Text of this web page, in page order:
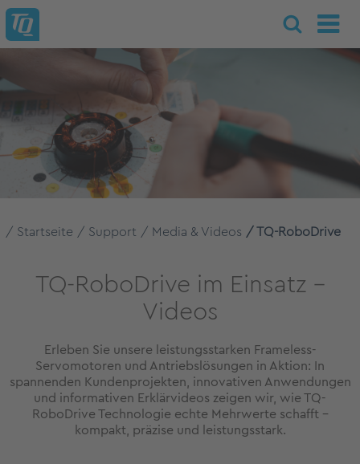
Startseite Support Media & Videos TQ-RoboDrive
TQ-RoboDrive im Einsatz –
Videos
Erleben Sie unsere leistungsstarken Frameless-
Servomotoren und Antriebslösungen in Aktion: In
spannenden Kundenprojekten, innovativen Anwendungen
und informativen Erklärvideos zeigen wir, wie TQ-
RoboDrive Technologie echte Mehrwerte schafft –
kompakt, präzise und leistungsstark.